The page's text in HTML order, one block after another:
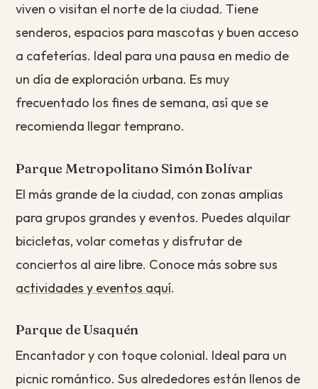
viven o visitan el norte de la ciudad. Tiene
senderos, espacios para mascotas y buen acceso
a cafeterías. Ideal para una pausa en medio de
un día de exploración urbana. Es muy
frecuentado los fines de semana, así que se
recomienda llegar temprano.
Parque Metropolitano Simón Bolívar
El más grande de la ciudad, con zonas amplias
para grupos grandes y eventos. Puedes alquilar
bicicletas, volar cometas y disfrutar de
conciertos al aire libre. Conoce más sobre sus
actividades y eventos aquí.
Parque de Usaquén
Encantador y con toque colonial. Ideal para un
picnic romántico. Sus alrededores están llenos de